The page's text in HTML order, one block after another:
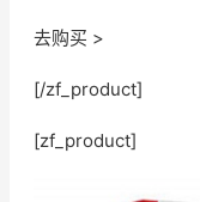
去购买 >
[/zf_product]
[zf_product]